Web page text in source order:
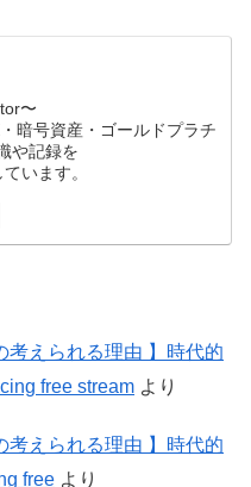
〜
暗号資産・ゴールドプラチ
や記録を
います。
考えられる理由 】時代的
free stream より
考えられる理由 】時代的
free より